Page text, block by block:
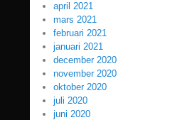
april 2021
mars 2021
februari 2021
januari 2021
december 2020
november 2020
oktober 2020
juli 2020
juni 2020